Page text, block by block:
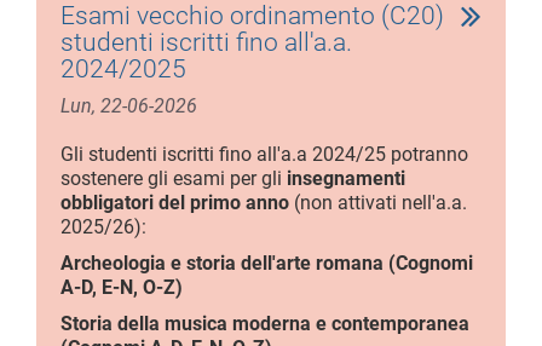
Esami vecchio ordinamento (C20)
studenti iscritti fino all'a.a.
2024/2025
Lun, 22-06-2026
Gli studenti iscritti fino all'a.a 2024/25 potranno
sostenere gli esami per gli insegnamenti
obbligatori del primo anno (non attivati nell'a.a.
2025/26):
Archeologia e storia dell'arte romana (Cognomi
A-D, E-N, O-Z)
Storia della musica moderna e contemporanea